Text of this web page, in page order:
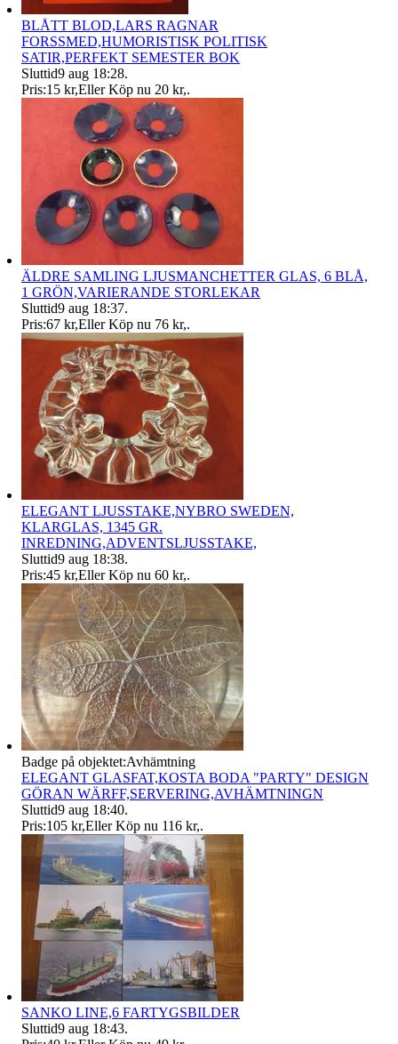
BLÅTT BLOD,LARS RAGNAR
FORSSMED,HUMORISTISK POLITISK
SATIR,PERFEKT SEMESTER BOK
Sluttid9 aug 18:28.
Pris:15 kr,Eller Köp nu 20 kr,.
ÄLDRE SAMLING LJUSMANCHETTER GLAS, 6 BLÅ,
1 GRÖN,VARIERANDE STORLEKAR
Sluttid9 aug 18:37.
Pris:67 kr,Eller Köp nu 76 kr,.
ELEGANT LJUSSTAKE,NYBRO SWEDEN,
KLARGLAS, 1345 GR.
INREDNING,ADVENTSLJUSSTAKE,
Sluttid9 aug 18:38.
Pris:45 kr,Eller Köp nu 60 kr,.
Badge på objektet:Avhämtning
ELEGANT GLASFAT,KOSTA BODA "PARTY" DESIGN
GÖRAN WÄRFF,SERVERING,AVHÄMTNINGN
Sluttid9 aug 18:40.
Pris:105 kr,Eller Köp nu 116 kr,.
SANKO LINE,6 FARTYGSBILDER
Sluttid9 aug 18:43.